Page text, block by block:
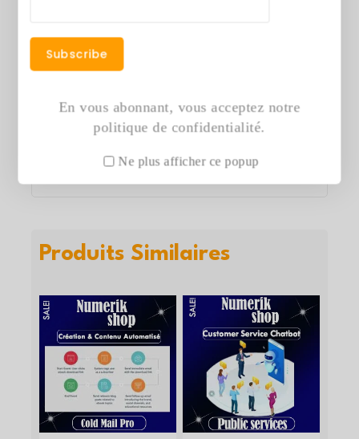
chaque utilisateur
Banque & FinTech, offrez une relation
client moderne, fluide et sécurisée, à la
hauteur des attentes numériques actuelles.
Produits Similaires
En vous abonnant, vous acceptez notre
politique de confidentialité.
Ne plus afficher ce popup